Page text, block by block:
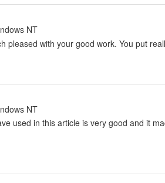
NT
pleased with your good work. You put
NT
used in this article is very good and it